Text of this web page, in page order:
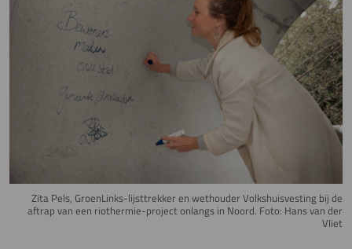
Zita Pels, GroenLinks-lijsttrekker en wethouder Volkshuisvesting bij de
aftrap van een riothermie-project onlangs in Noord. Foto: Hans van der
Vliet